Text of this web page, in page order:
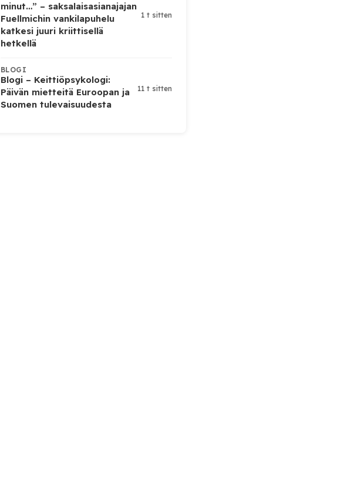
minut…” – saksalaisasianajajan
Fuellmichin vankilapuhelu
katkesi juuri kriittisellä
hetkellä
1 t sitten
BLOGI
Blogi – Keittiöpsykologi:
Päivän mietteitä Euroopan ja
Suomen tulevaisuudesta
11 t sitten